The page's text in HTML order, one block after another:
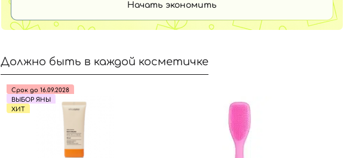
Начать экономить
Должно быть в каждой косметичке
Срок до 16.09.2028
ВЫБОР ЯНЫ
ХИТ